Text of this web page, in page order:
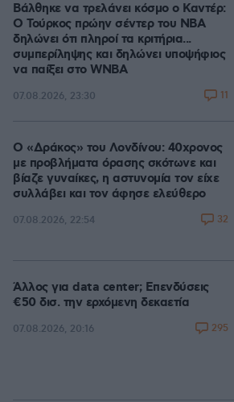
Βάλθηκε να τρελάνει κόσμο ο Καντέρ:
Ο Τούρκος πρώην σέντερ του NBA
δηλώνει ότι πληροί τα κριτήρια...
συμπερίληψης και δηλώνει υποψήφιος
να παίξει στο WNBA
07.08.2026, 23:30 11
Ο «Δράκος» του Λονδίνου: 40χρονος
με προβλήματα όρασης σκότωνε και
βίαζε γυναίκες, η αστυνομία τον είχε
συλλάβει και τον άφησε ελεύθερο
07.08.2026, 22:54 32
Άλλος για data center; Επενδύσεις
€50 δισ. την ερχόμενη δεκαετία
07.08.2026, 20:16 295